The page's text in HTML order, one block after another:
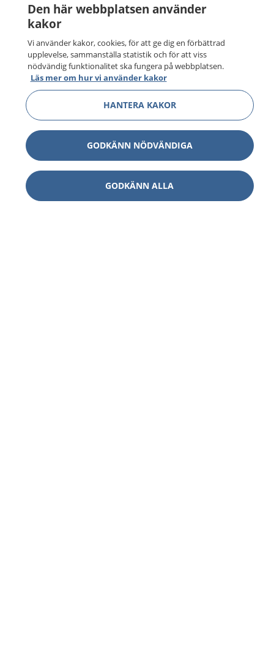
Den här webbplatsen använder
kakor
Vi använder kakor, cookies, för att ge dig en förbättrad
upplevelse, sammanställa statistik och för att viss
nödvändig funktionalitet ska fungera på webbplatsen.
Läs mer om hur vi använder kakor
HANTERA KAKOR
GODKÄNN NÖDVÄNDIGA
GODKÄNN ALLA